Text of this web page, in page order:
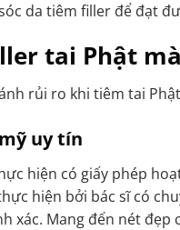
da tiêm filler để đạt
tai Phật
rủi ro khi tiêm tai
uy tín
hiện có giấy phép
hiện bởi bác sĩ có
xác. Mang đến nét